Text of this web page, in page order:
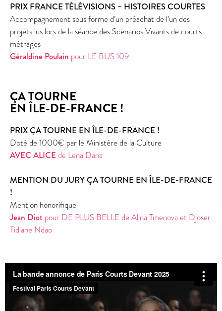
PRIX FRANCE TÉLÉVISIONS – HISTOIRES COURTES
Accompagnement sous forme d’un préachat de l’un des
projets lus lors de la séance des Scénarios Vivants de courts
métrages
Géraldine Poulain pour LE BUS 109
ÇA TOURNE
EN ÎLE-DE-FRANCE !
PRIX ÇA TOURNE EN ÎLE-DE-FRANCE !
Doté de 1000€ par le Ministère de la Culture
AVEC ALICE de Lena Dana
MENTION DU JURY ÇA TOURNE EN ÎLE-DE-FRANCE
!
Mention honorifique
Jean Diot pour DE PLUS BELLE de Alina Tmenova et Djoser
Tidiane Ndao